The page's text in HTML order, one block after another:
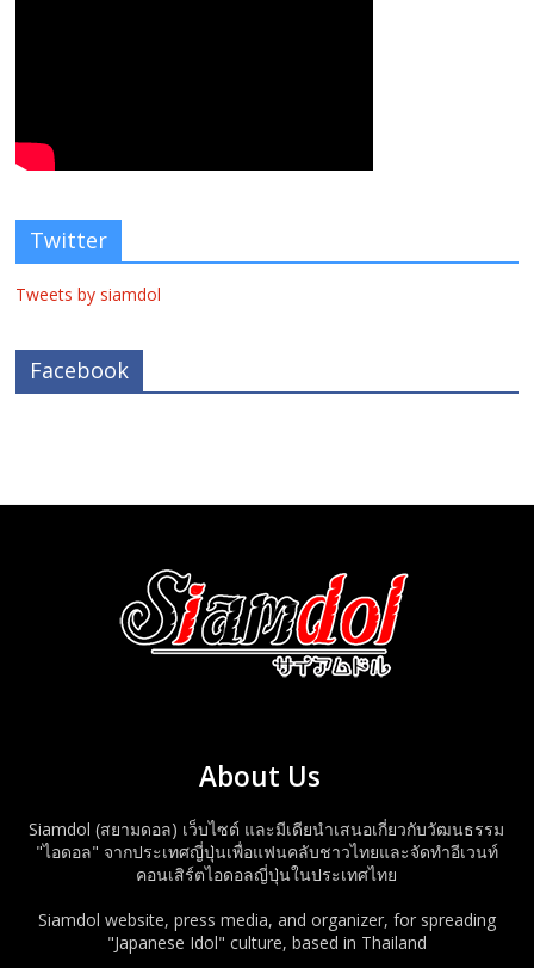
Twitter
Tweets by siamdol
Facebook
About Us
Siamdol (สยามดอล) เว็บไซต์ และมีเดียนำเสนอเกี่ยวกับวัฒนธรรม
"ไอดอล" จากประเทศญี่ปุ่นเพื่อแฟนคลับชาวไทยและจัดทำอีเวนท์
คอนเสิร์ตไอดอลญี่ปุ่นในประเทศไทย
Siamdol website, press media, and organizer, for spreading
"Japanese Idol" culture, based in Thailand